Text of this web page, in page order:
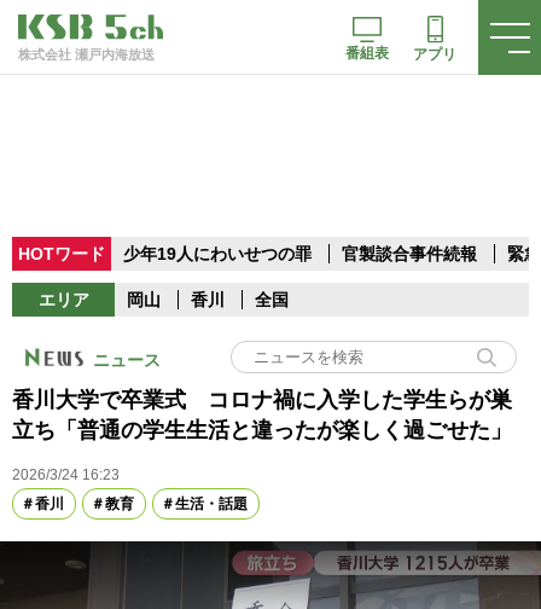
株式会社 瀬戸内海放送 番組表 アプリ
HOTワード 少年19人にわいせつの罪 官製談合事件続報 緊
エリア 岡山 香川 全国
ニュース
香川大学で卒業式 コロナ禍に入学した学生らが巣
立ち「普通の学生生活と違ったが楽しく過ごせた」
2026/3/24 16:23
香川
教育 生活・話題